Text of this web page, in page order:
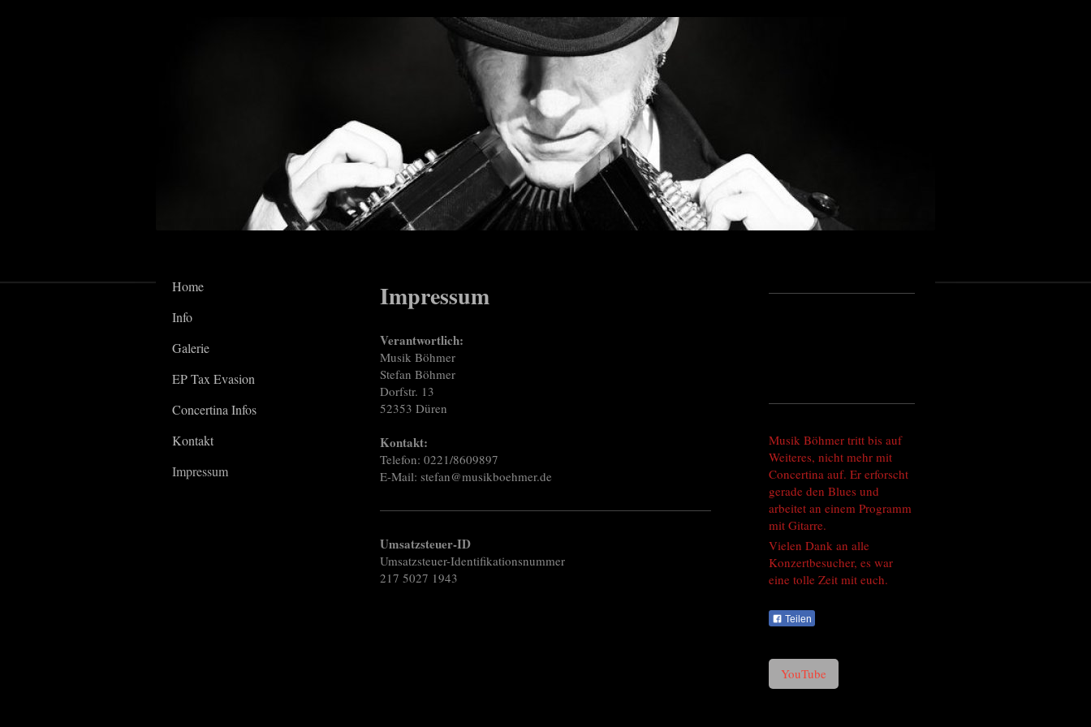
Home
Info
Galerie
EP Tax Evasion
Concertina Infos
Kontakt
Impressum
Impressum
Verantwortlich:
Musik Böhmer
Stefan Böhmer
Dorfstr. 13
52353 Düren
Kontakt:
Telefon: 0221/8609897
E-Mail: stefan@musikboehmer.de
Umsatzsteuer-ID
Umsatzsteuer-Identifikationsnummer
217 5027 1943
Musik Böhmer tritt bis auf
Weiteres, nicht mehr mit
Concertina auf. Er erforscht
gerade den Blues und
arbeitet an einem Programm
mit Gitarre.
Vielen Dank an alle
Konzertbesucher, es war
eine tolle Zeit mit euch.
Teilen
YouTube